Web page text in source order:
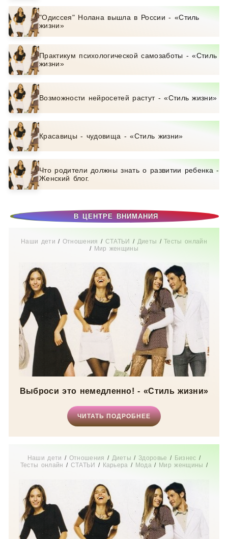
"Одиссея" Нолана вышла в России - «Стиль
жизни»
Практикум психологической самозаботы - «Стиль
жизни»
Возможности нейросетей растут - «Стиль жизни»
Красавицы - чудовища - «Стиль жизни»
Что родители должны знать о развитии ребенка -
Женский блог.
В ЦЕНТРЕ ВНИМАНИЯ
Наши дети / Отношения / СТАТЬИ / Диеты /Тесты онлайн
/ Мир женщины
Выброси это немедленно! - «Стиль жизни»
ЧИТАТЬ ПОДРОБНЕЕ
Наши дети / Отношения / Диеты /Здоровье / Бизнес /
Тесты онлайн / СТАТЬИ / Карьера / Мода / Мир женщины /